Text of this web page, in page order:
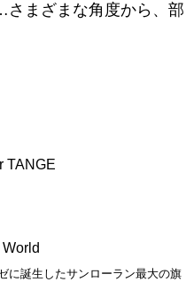
まざまな角度から、部
TANGE
に誕生したサンローラン最大の旗